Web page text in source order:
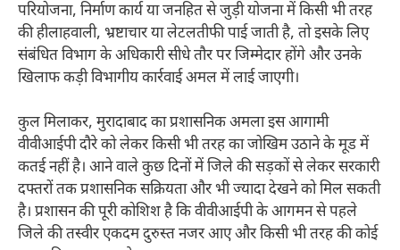
परियोजना, निर्माण कार्य या जनहित से जुड़ी योजना में किसी भी तरह
की हीलाहवाली, भ्रष्टाचार या लेटलतीफी पाई जाती है, तो इसके लिए
संबंधित विभाग के अधिकारी सीधे तौर पर जिम्मेदार होंगे और उनके
खिलाफ कड़ी विभागीय कार्रवाई अमल में लाई जाएगी।
कुल मिलाकर, मुरादाबाद का प्रशासनिक अमला इस आगामी
वीवीआईपी दौरे को लेकर किसी भी तरह का जोखिम उठाने के मूड में
कतई नहीं है। आने वाले कुछ दिनों में जिले की सड़कों से लेकर सरकारी
दफ्तरों तक प्रशासनिक सक्रियता और भी ज्यादा देखने को मिल सकती
है। प्रशासन की पूरी कोशिश है कि वीवीआईपी के आगमन से पहले
जिले की तस्वीर एकदम दुरुस्त नजर आए और किसी भी तरह की कोई